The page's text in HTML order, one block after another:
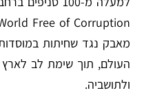
מאבק נגד שחיתות
העולם, תוך שימת לב
ולתושביה.